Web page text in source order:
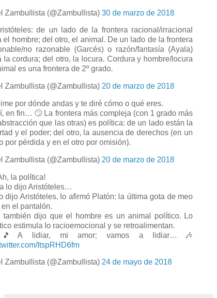
Zambullista (@Zambullista) 30 de marzo de 2018
de un lado de la frontera racional/irracional
el hombre; del otro, el animal. De un lado de la frontera
no razonable (Garcés) o razón/fantasía (Ayala)
la cordura; del otro, la locura. Cordura y hombre/locura
es una frontera de 2º grado.
Zambullista (@Zambullista) 20 de marzo de 2018
por dónde andas y te diré cómo o qué eres.
en fin… 🙄 La frontera más compleja (con 1 grado más
que las otras) es política: de un lado están la
y el poder; del otro, la ausencia de derechos (en un
por pérdida y en el otro por omisión).
Zambullista (@Zambullista) 20 de marzo de 2018
la política!
lo dijo Aristóteles…
dijo Aristóteles, lo afirmó Platón: la última gota de meo
el pantalón.
dijo que el hombre es un animal político. Lo
estimula lo racioemocional y se retroalimentan.
lidiar, mi amor; vamos a lidiar…🎶
ItspRHD6fm
Zambullista (@Zambullista) 24 de mayo de 2018